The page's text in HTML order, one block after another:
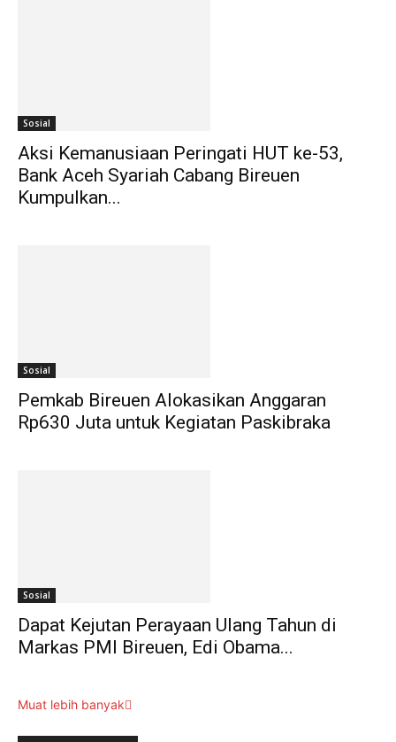
Sosial
Aksi Kemanusiaan Peringati HUT ke-53,
Bank Aceh Syariah Cabang Bireuen
Kumpulkan...
Sosial
Pemkab Bireuen Alokasikan Anggaran
Rp630 Juta untuk Kegiatan Paskibraka
Sosial
Dapat Kejutan Perayaan Ulang Tahun di
Markas PMI Bireuen, Edi Obama...
Muat lebih banyak